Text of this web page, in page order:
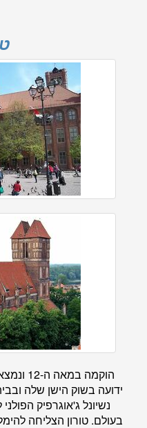
ידועה בשוק הישן שלה
בעולם. טורון הצליחה